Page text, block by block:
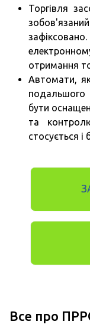
Торгівля
отримання
Автомати,
подальшого
бути
та
стосується і
Все про